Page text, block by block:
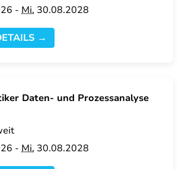
-Mi. 30.08.2028
→
Daten- und Prozessanalyse
-Mi. 30.08.2028